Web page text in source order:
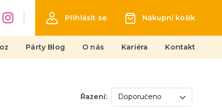
Přihlásit se Nákupní košík
Párty Blog O nás Kariéra Kontakt
Jizvy a hororový make-up
Řazení: